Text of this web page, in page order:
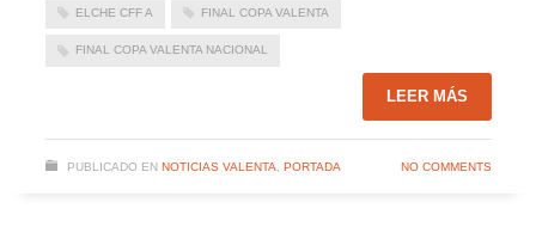
ELCHE CFF A FINAL COPA VALENTA
FINAL COPA VALENTA NACIONAL
LEER MÁS
PUBLICADO EN NOTICIAS VALENTA PORTADA NO COMMENTS